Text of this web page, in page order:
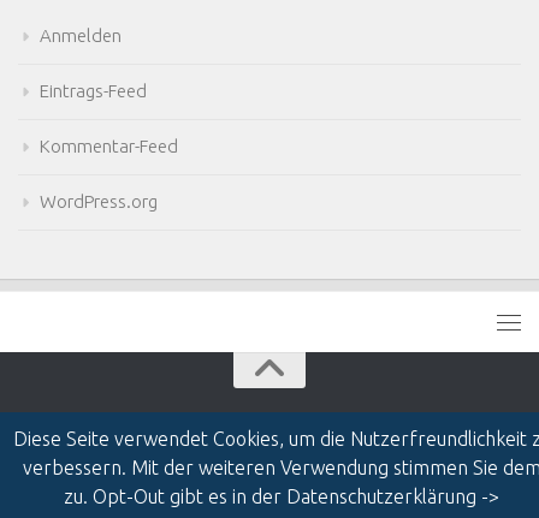
Anmelden
Eintrags-Feed
Kommentar-Feed
WordPress.org
MTBuddy © 2026. Alle Rechte vorbehalten.
Diese Seite verwendet Cookies, um die Nutzerfreundlichkeit
verbessern. Mit der weiteren Verwendung stimmen Sie
zu. Opt-Out gibt es in der Datenschutzerklärung ->